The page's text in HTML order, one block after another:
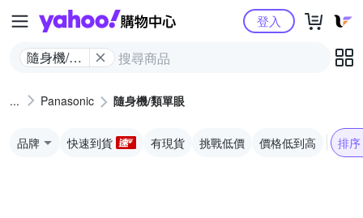
Yahoo購物中心
隨身機/類
登入
Panasonic 隨身機/類單眼
品牌 快速到貨 有現貨 挑戰低價 價格低到高 排序